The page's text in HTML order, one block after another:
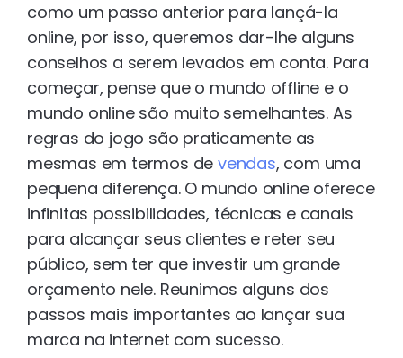
como um passo anterior para lançá-la
online, por isso, queremos dar-lhe alguns
conselhos a serem levados em conta. Para
começar, pense que o mundo offline e o
mundo online são muito semelhantes. As
regras do jogo são praticamente as
mesmas em termos devendas, com uma
pequena diferença. O mundo online oferece
infinitas possibilidades, técnicas e canais
para alcançar seus clientes e reter seu
público, sem ter que investir um grande
orçamento nele. Reunimos alguns dos
passos mais importantes ao lançar sua
marca na internet com sucesso.